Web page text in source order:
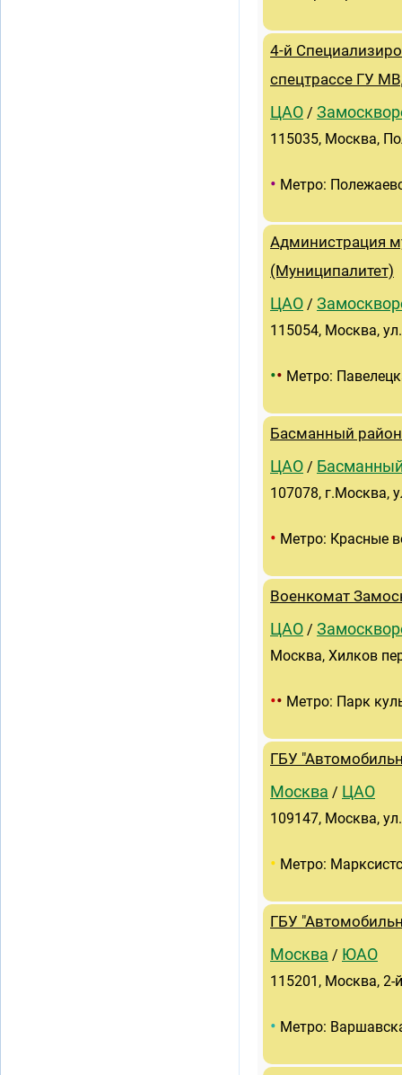
4-й
спецтрассе ГУ
ЦАО /
115035, Москва,
• Метро:
Администрация
(Муниципалитет)
ЦАО /
115054, Москва,
•• Метро:
Басманный
ЦАО /
107078, г.Москва,
• Метро: Красные
Военкомат
ЦАО /
Москва, Хилков
•• Метро: Парк
ГБУ
Москва / ЦАО
109147, Москва,
• Метро:
ГБУ
Москва / ЮАО
115201, Москва, 2-
• Метро: